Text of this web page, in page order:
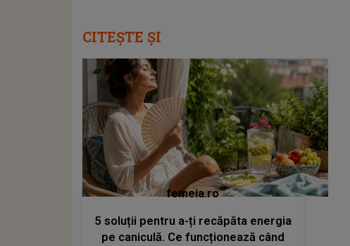
CITEȘTE ȘI
femeia.ro
5 soluții pentru a-ți recăpăta energia
pe caniculă. Ce funcționează când